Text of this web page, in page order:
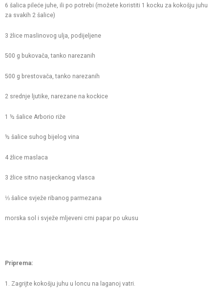
6 šalica pileće juhe, ili po potrebi (možete koristiti 1 kocku za kokošju juhu
za svakih 2 šalice)
3 žlice maslinovog ulja, podijeljene
500 g bukovača, tanko narezanih
500 g brestovača, tanko narezanih
2 srednje ljutike, narezane na kockice
1 ½ šalice Arborio riže
½ šalice suhog bijelog vina
4 žlice maslaca
3 žlice sitno nasjeckanog vlasca
⅓ šalice svježe ribanog parmezana
morska sol i svježe mljeveni crni papar po ukusu
Priprema:
1. Zagrijte kokošju juhu u loncu na laganoj vatri.